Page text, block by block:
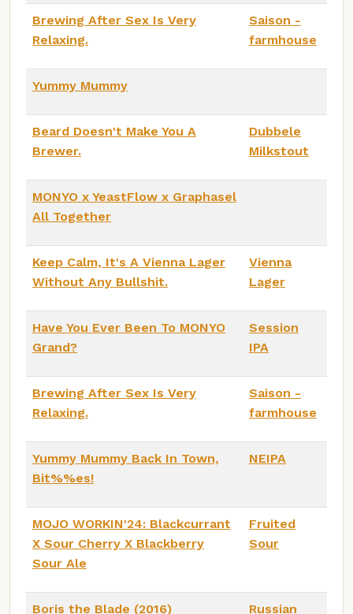
Brewing After Sex Is Very
Relaxing.
Saison -
farmhouse
Yummy Mummy
Beard Doesn't Make You A
Brewer.
Dubbele
Milkstout
MONYO x YeastFlow x Graphasel
All Together
Keep Calm, It's A Vienna Lager
Without Any Bullshit.
Vienna
Lager
Have You Ever Been To MONYO
Grand?
Session
IPA
Brewing After Sex Is Very
Relaxing.
Saison -
farmhouse
Yummy Mummy Back In Town,
Bit%%es!
NEIPA
MOJO WORKIN'24: Blackcurrant
X Sour Cherry X Blackberry
Sour Ale
Fruited
Sour
Boris the Blade (2016) Russian